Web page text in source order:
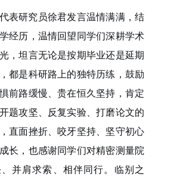
表研究员徐君发言温情满满，结
经历，温情回望同学们深耕学术
，坦言无论是按期毕业还是延期
都是科研路上的独特历练，鼓励
前路缓慢、贵在恒久坚持，肯定
题攻坚、反复实验、打磨论文的
直面挫折、咬牙坚持、坚守初心
长，也感谢同学们对精密测量院
并肩求索、相伴同行。临别之